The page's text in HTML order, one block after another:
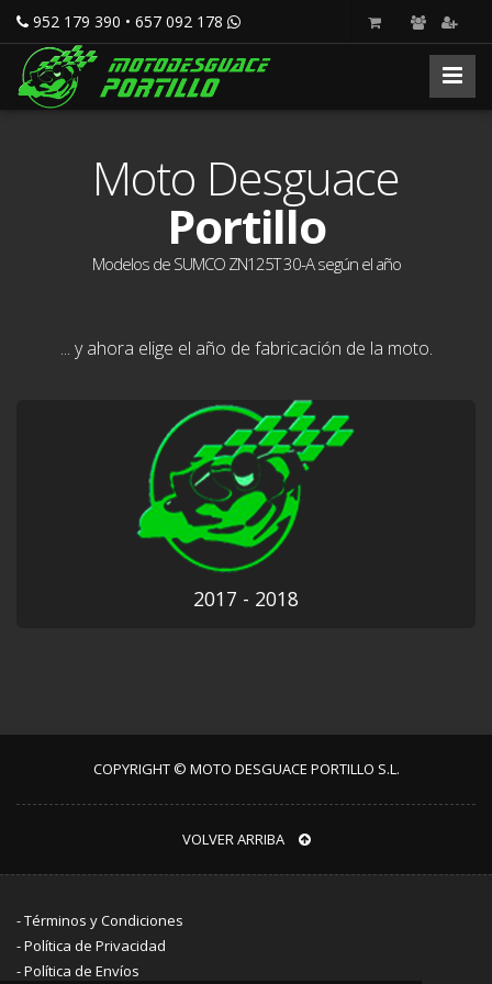
952 179 390 • 657 092 178
Moto Desguace
Portillo
Modelos de SUMCO ZN125T 30-A según el año
... y ahora elige el año de fabricación de la moto.
2017 - 2018
COPYRIGHT © MOTO DESGUACE PORTILLO S.L.
VOLVER ARRIBA
-Términos y Condiciones
-Política de Privacidad
-Política de Envíos